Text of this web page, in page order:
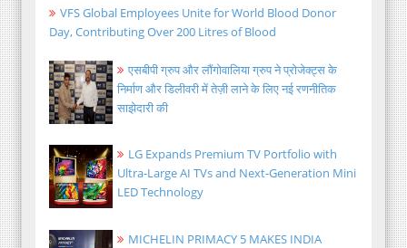
VFS Global Employees Unite for World Blood Donor
Day, Contributing Over 200 Litres of Blood
एसबीपी ग्रुप और लौंगोवालिया ग्रुप ने प्रोजेक्ट्स के
निर्माण और डिलीवरी में तेज़ी लाने के लिए नई रणनीतिक
साझेदारी की
LG Expands Premium TV Portfolio with
Ultra-Large AI TVs and Next-Generation Mini
LED Technology
MICHELIN PRIMACY 5 MAKES INDIA